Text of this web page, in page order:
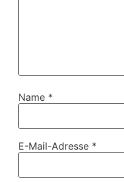
Name *
E-Mail-Adresse *